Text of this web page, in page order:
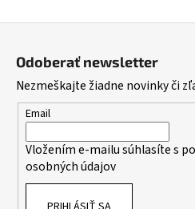
Odoberať newsletter
Nezmeškajte žiadne novinky či
Email
Vložením e-mailu súhlasíte s
osobných údajov